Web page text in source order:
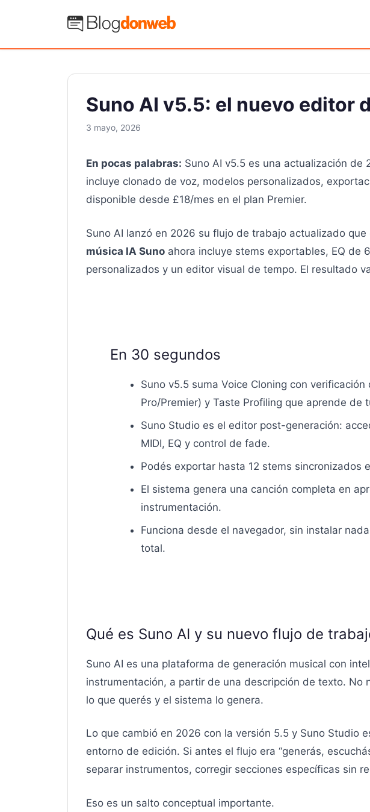
Blog Donweb
Suno AI v5.5: el nuevo editor
3 mayo, 2026
En pocas palabras: Suno AI v5.5 es una actualización
incluye clonado de voz, modelos personalizados,
disponible desde £18/mes en el plan Premier.
Suno AI lanzó en 2026 su flujo de trabajo actualizado
música IA Suno ahora incluye stems exportables, EQ de
personalizados y un editor visual de tempo. El resultado
En 30 segundos
Suno v5.5 suma Voice Cloning con
Pro/Premier) y Taste Profiling que aprende de
Suno Studio es el editor post-generación:
MIDI, EQ y control de fade.
Podés exportar hasta 12 stems sincronizados
El sistema genera una canción completa en
instrumentación.
Funciona desde el navegador, sin instalar
total.
Qué es Suno AI y su nuevo flujo de
Suno AI es una plataforma de generación musical con
instrumentación, a partir de una descripción de texto.
lo que querés y el sistema lo genera.
Lo que cambió en 2026 con la versión 5.5 y Suno Studio
entorno de edición. Si antes el flujo era “generás,
separar instrumentos, corregir secciones específicas sin
Eso es un salto conceptual importante.